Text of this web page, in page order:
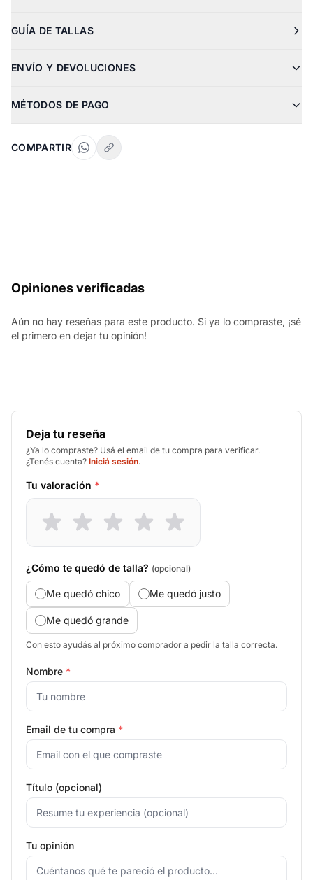
GUÍA DE TALLAS
ENVÍO Y DEVOLUCIONES
MÉTODOS DE PAGO
COMPARTIR
Opiniones verificadas
Aún no hay reseñas para este producto. Si ya lo compraste, ¡sé
el primero en dejar tu opinión!
Deja tu reseña
¿Ya lo compraste? Usá el email de tu compra para verificar.
¿Tenés cuenta? Iniciá sesión.
Tu valoración *
¿Cómo te quedó de talla? (opcional)
Me quedó chico Me quedó justo
Me quedó grande
Con esto ayudás al próximo comprador a pedir la talla correcta.
Nombre *
Email de tu compra *
Título (opcional)
Tu opinión